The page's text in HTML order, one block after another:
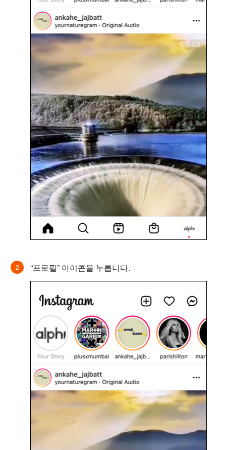
“프로필” 아이콘을 누릅니다.